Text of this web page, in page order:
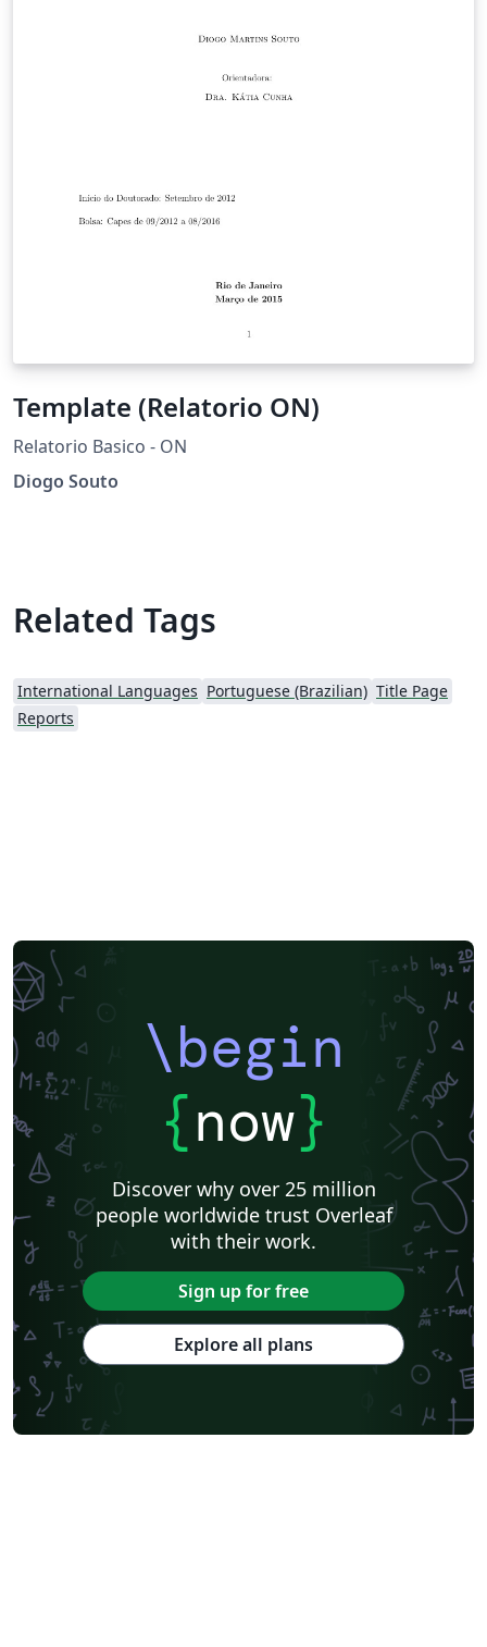
Template (Relatorio ON)
Relatorio Basico - ON
Diogo Souto
Related Tags
International Languages Portuguese (Brazilian) Title Page
Reports
\begin
{now}
Discover why over 25 million
people worldwide trust Overleaf
with their work.
Sign up for free
Explore all plans